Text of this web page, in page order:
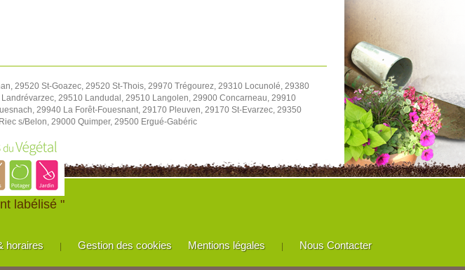
29520 St-Goazec, 29520 St-Thois, 29970 Trégourez, 29310 Locunolé, 29380
29510 Landudal, 29510 Langolen, 29900 Concarneau, 29910
29940 La Forêt-Fouesnant, 29170 Pleuven, 29170 St-Evarzec, 29350
s/Belon, 29000 Quimper, 29500 Ergué-Gabéric
labélisé "
horaires | Gestion des cookies Mentions légales | Nous Contacter